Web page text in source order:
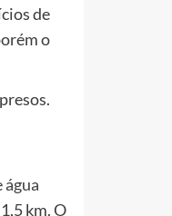
de
o
água
km. O